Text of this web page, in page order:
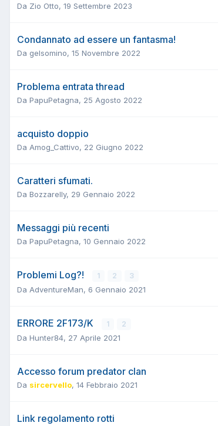
Da Zio Otto, 19 Settembre 2023
Condannato ad essere un fantasma!
Da gelsomino, 15 Novembre 2022
Problema entrata thread
Da PapuPetagna, 25 Agosto 2022
acquisto doppio
Da Amog_Cattivo, 22 Giugno 2022
Caratteri sfumati.
Da Bozzarelly, 29 Gennaio 2022
Messaggi più recenti
Da PapuPetagna, 10 Gennaio 2022
Problemi Log?! 1 2 3
Da AdventureMan, 6 Gennaio 2021
ERRORE 2F173/K 1 2
Da Hunter84, 27 Aprile 2021
Accesso forum predator clan
Da sircervello, 14 Febbraio 2021
Link regolamento rotti